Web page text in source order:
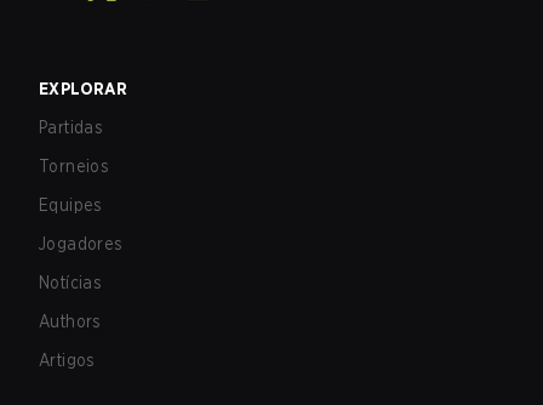
EXPLORAR
Partidas
Torneios
Equipes
Jogadores
Notícias
Authors
Artigos